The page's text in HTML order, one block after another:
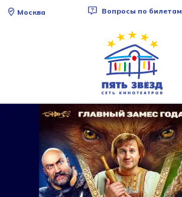
Москва Вопросы по билетам